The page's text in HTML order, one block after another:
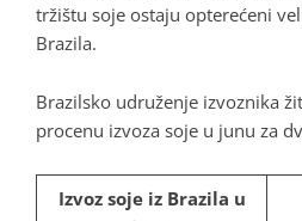
tržištu soje ostaju opterećeni
Brazila.
Brazilsko udruženje izvoznika
procenu izvoza soje u junu za
Izvoz soje iz Brazila u